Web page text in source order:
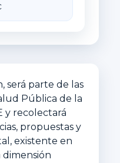
será parte de las
Pública de la
y recolectará
propuestas y
existente en
dimensión